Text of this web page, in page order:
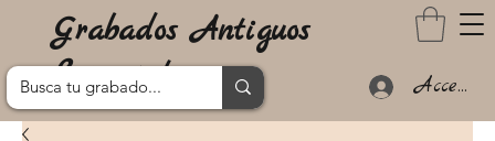
Grabados Antiguos
Lanzarote
Acceder